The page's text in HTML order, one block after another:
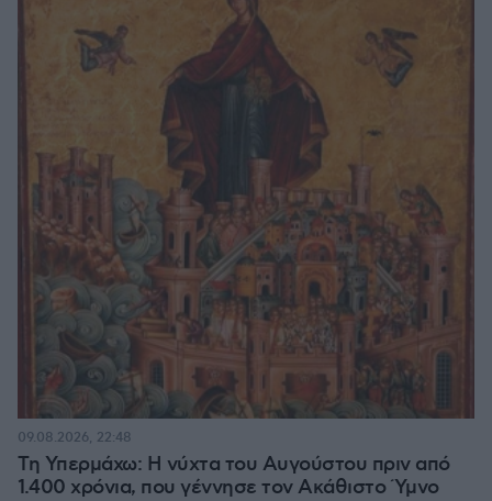
Τη Υπερμάχω: Η νύχτα του Αυγούστου πριν από
1.400 χρόνια, που γέννησε τον Ακάθιστο Ύμνο
09.08.2026, 22:48